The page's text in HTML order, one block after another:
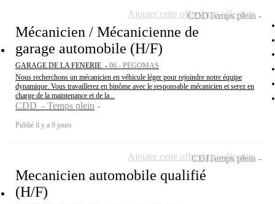
Mécanicien / Mécanicienne de
garage automobile (H/F)
GARAGE DE LA FENERIE - 06 - PEGOMAS
Nous recherchons un mécanicien en véhicule léger pour rejoindre notre équipe
dynamique. Vous travaillerez en binôme avec le responsable mécanicien et serez en
charge de la maintenance et de la...
CDD - Temps plein
Publié il y a 9 jours
CDDTemps plein
Ajouter cette offre à ma sélection
Mecanicien automobile qualifié
(H/F)
CDITemps plein
Ajouter cette offre à ma sélection